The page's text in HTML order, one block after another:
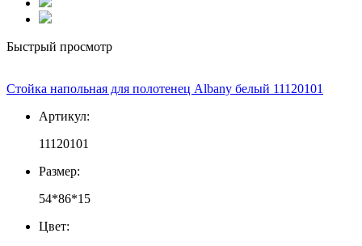
Быстрый просмотр
Стойка напольная для полотенец Albany белый 11120101
Артикул:
11120101
Размер:
54*86*15
Цвет: